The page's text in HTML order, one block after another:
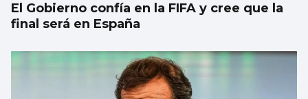
El Gobierno confía en la FIFA y cree que la
final será en España